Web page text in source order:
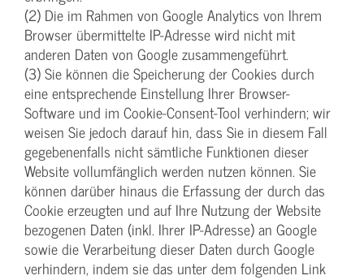
(2) Die im Rahmen von Google Analytics von Ihrem
Browser übermittelte IP-Adresse wird nicht mit
anderen Daten von Google zusammengeführt.
(3) Sie können die Speicherung der Cookies durch
eine entsprechende Einstellung Ihrer Browser-
Software und im Cookie-Consent-Tool verhindern; wir
weisen Sie jedoch darauf hin, dass Sie in diesem Fall
gegebenenfalls nicht sämtliche Funktionen dieser
Website vollumfänglich werden nutzen können. Sie
können darüber hinaus die Erfassung der durch das
Cookie erzeugten und auf Ihre Nutzung der Website
bezogenen Daten (inkl. Ihrer IP-Adresse) an Google
sowie die Verarbeitung dieser Daten durch Google
verhindern, indem sie das unter dem folgenden Link